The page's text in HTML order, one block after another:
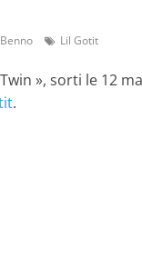
Benno Lil Gotit
», sorti le 12
.